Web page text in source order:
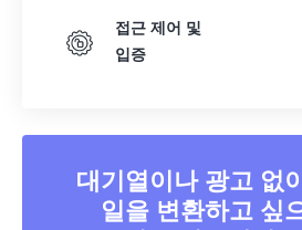
접근 제어 및
입증
대기열이나 광고 없
일을 변환하고 싶